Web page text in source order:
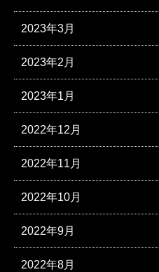
2023年3月
2023年2月
2023年1月
2022年12月
2022年11月
2022年10月
2022年9月
2022年8月